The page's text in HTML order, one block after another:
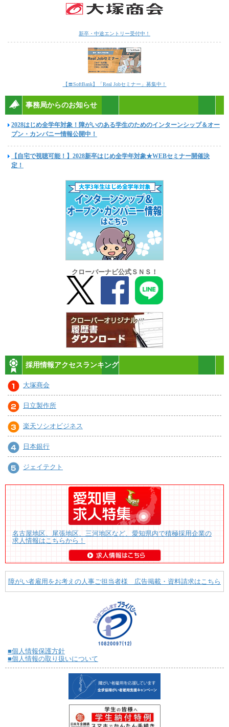
新卒・中途エントリー受付中！
【〓SoftBank】「Real Jobセミナー」募集中！
事務局からのお知らせ
2028はじめ全学年対象！障がいのある学生のためのインターンシップ＆オー
プン・カンパニー情報公開中！
【自宅で視聴可能！】2028新卒はじめ全学年対象★WEBセミナー開催決
定！
クローバーナビ公式ＳＮＳ！
採用情報アクセスランキング
大塚商会
日立製作所
楽天ソシオビジネス
日本銀行
ジェイテクト
名古屋地区、尾張地区、三河地区など、愛知県内で積極採用企業の
求人情報はこちらから！
障がい者雇用をお考えの人事ご担当者様 広告掲載・資料請求はこちら
■個人情報保護方針
■個人情報の取り扱いについて